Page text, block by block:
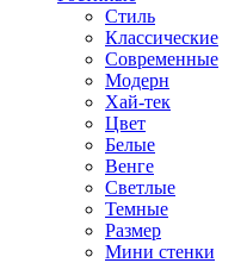
Стиль
Классические
Современные
Модерн
Хай-тек
Цвет
Белые
Венге
Светлые
Темные
Размер
Мини стенки